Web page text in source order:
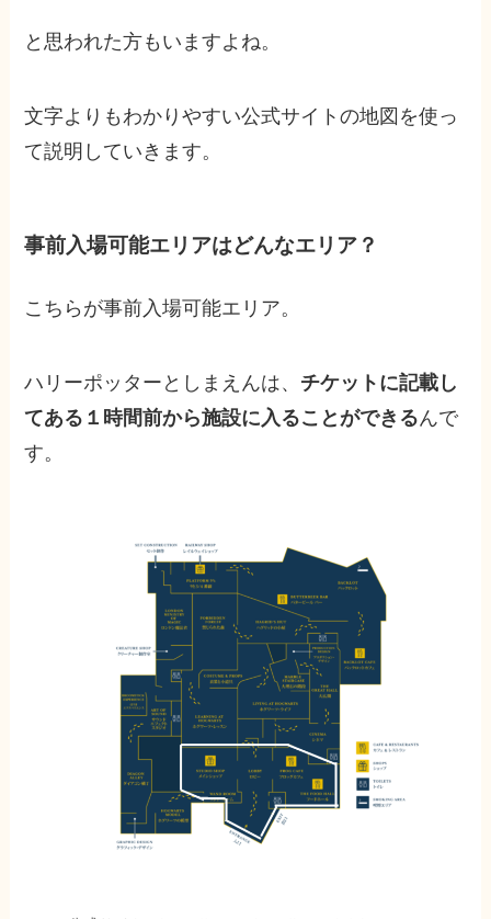
と思われた方もいますよね。
文字よりもわかりやすい公式サイトの地図を使っ
て説明していきます。
事前入場可能エリアはどんなエリア？
こちらが事前入場可能エリア。
ハリーポッターとしまえんは、 チケットに記載し
てある１時間前から施設に入ることができるんで
す。